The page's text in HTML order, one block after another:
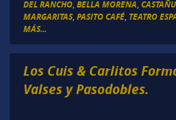
DEL RANCHO, BELLA MORENA
MARGARITAS, PASITO CAFÉ, TEATRO
MÁS...
Los Cuis & Carlitos
Valses y Pasodobles.